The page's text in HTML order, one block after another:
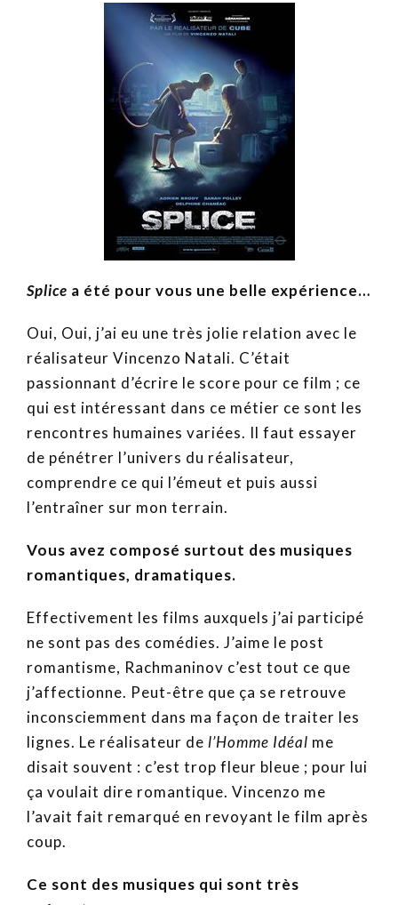
Splice a été pour vous une belle expérience…
Oui, Oui, j’ai eu une très jolie relation avec le
réalisateur Vincenzo Natali. C’était
passionnant d’écrire le score pour ce film ; ce
qui est intéressant dans ce métier ce sont les
rencontres humaines variées. Il faut essayer
de pénétrer l’univers du réalisateur,
comprendre ce qui l’émeut et puis aussi
l’entraîner sur mon terrain.
Vous avez composé surtout des musiques
romantiques, dramatiques.
Effectivement les films auxquels j’ai participé
ne sont pas des comédies. J’aime le post
romantisme, Rachmaninov c’est tout ce que
j’affectionne. Peut-être que ça se retrouve
inconsciemment dans ma façon de traiter les
lignes. Le réalisateur de l’Homme Idéal me
disait souvent : c’est trop fleur bleue ; pour lui
ça voulait dire romantique. Vincenzo me
l’avait fait remarqué en revoyant le film après
coup.
Ce sont des musiques qui sont très